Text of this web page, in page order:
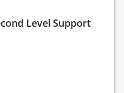
Level Support